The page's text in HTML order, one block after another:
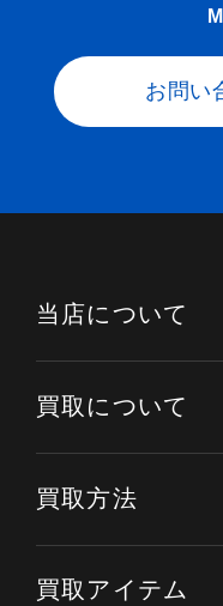
お問い
当店について
買取について
買取方法
買取アイテム